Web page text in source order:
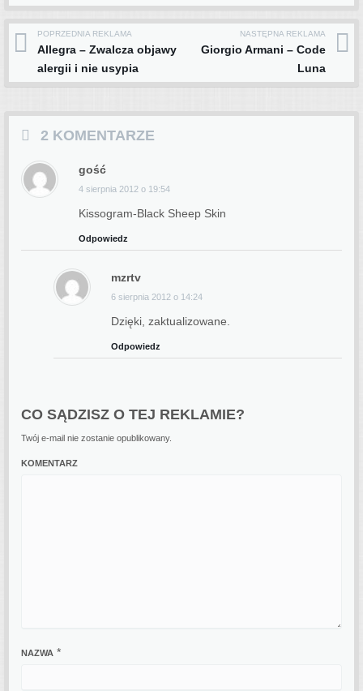
Post navigation
POPRZEDNIA REKLAMA
Allegra – Zwalcza objawy
alergii i nie usypia
NASTĘPNA REKLAMA
Giorgio Armani – Code
Luna
2 KOMENTARZE
gość
4 sierpnia 2012 o 19:54
Kissogram-Black Sheep Skin
Odpowiedz
mzrtv
6 sierpnia 2012 o 14:24
Dzięki, zaktualizowane.
Odpowiedz
CO SĄDZISZ O TEJ REKLAMIE?
Twój e-mail nie zostanie opublikowany.
KOMENTARZ
NAZWA *